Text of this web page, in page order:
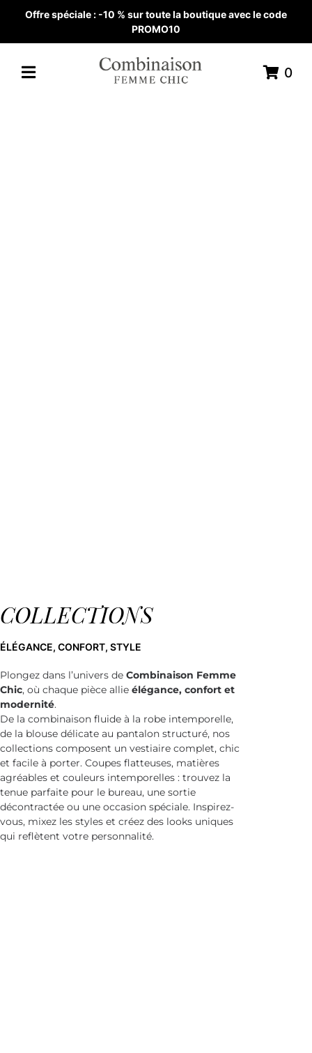
Offre spéciale : -10 % sur toute la boutique avec le code
PROMO10
0
COLLECTIONS
ÉLÉGANCE, CONFORT, STYLE
Plongez dans l’univers de Combinaison Femme
Chic, où chaque pièce allie élégance, confort et
modernité.
De la combinaison fluide à la robe intemporelle,
de la blouse délicate au pantalon structuré, nos
collections composent un vestiaire complet, chic
et facile à porter. Coupes flatteuses, matières
agréables et couleurs intemporelles : trouvez la
tenue parfaite pour le bureau, une sortie
décontractée ou une occasion spéciale. Inspirez-
vous, mixez les styles et créez des looks uniques
qui reflètent votre personnalité.